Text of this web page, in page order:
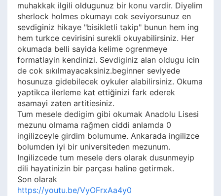
muhakkak ilgili oldugunuz bir konu vardir. Diyelim
sherlock holmes okumayı cok seviyorsunuz en
sevdiginiz hikaye "bisikletli takip" bunun hem ing
hem turkce cevirisini surekli okuyabilirsiniz. Her
okumada belli sayida kelime ogrenmeye
formatlayin kendinizi. Sevdiginiz alan oldugu icin
de cok sıkılmayacaksiniz.beginner seviyede
hosunuza gidebilecek oykuler alabilirsiniz. Okuma
yaptikca ilerleme kat ettiğinizi fark ederek
asamayi zaten artitiesiniz.
Tum mesele dedigim gibi okumak Anadolu Lisesi
mezunu olmama rağmen ciddi anlamda 0
ingilizceyle girdim bolumume. Ankarada ingilizce
bolumden iyi bir universiteden mezunum.
Ingilizcede tum mesele ders olarak dusunmeyip
dili hayatinizin bir parçası haline getirmek.
Son olarak
https://youtu.be/VyOFrxAa4y0